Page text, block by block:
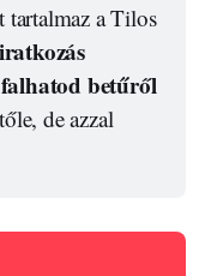
tartalmaz a Tilos
betűről
de azzal